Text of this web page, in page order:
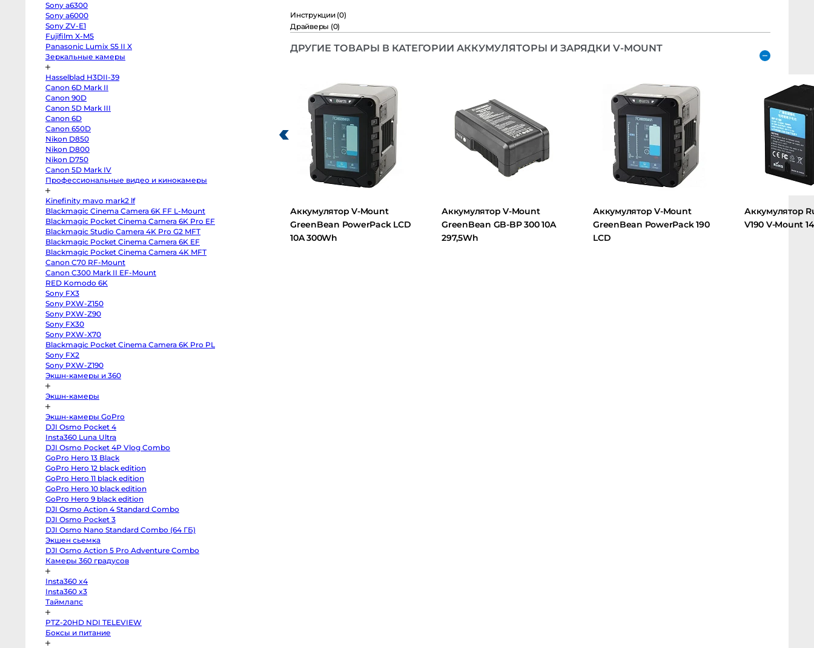
Body
a7S
III
Sony
a7
IV
Sony
a7R
IV
Sony
II
Sony
II
Sony
a6000
Sony
E1
Fujifilm
X-
M5
Panasonic
Lumix
S5
Зеркальные
Hasselblad
Canon
5D
Sony a6300
Sony a6000
Sony ZV-E1
Fujifilm X-M5
Panasonic Lumix S5 II X
Зеркальные камеры
Hasselblad H3DII-39
Canon 6D Mark II
Canon 90D
Canon 5D Mark III
Canon 6D
Canon 650D
Nikon D850
Nikon D800
Nikon D750
Canon 5D Mark IV
Профессиональные видео и кинокамеры
Kinefinity mavo mark2 lf
Blackmagic Cinema Camera 6K FF L-Mount
Blackmagic Pocket Cinema Camera 6K Pro EF
Blackmagic Studio Camera 4K Pro G2 MFT
Blackmagic Pocket Cinema Camera 6K EF
Blackmagic Pocket Cinema Camera 4K MFT
Canon C70 RF-Mount
Canon C300 Mark II EF-Mount
RED Komodo 6K
Sony FX3
Sony PXW-Z150
Sony PXW-Z90
Sony FX30
Sony PXW-X70
Blackmagic Pocket Cinema Camera 6K Pro PL
Sony FX2
Sony PXW-Z190
Экшн-камеры и 360
Экшн-камеры
Экшн-камеры GoPro
DJI Osmo Pocket 4
Insta360 Luna Ultra
DJI Osmo Pocket 4P Vlog Combo
GoPro Hero 13 Black
GoPro Hero 12 black edition
GoPro Hero 11 black edition
GoPro Hero 10 black edition
GoPro Hero 9 black edition
DJI Osmo Action 4 Standard Combo
DJI Osmo Pocket 3
DJI Osmo Nano Standard Combo (64 ГБ)
Экшен сьемка
DJI Osmo Action 5 Pro Adventure Combo
Камеры 360 градусов
Insta360 x4
Insta360 x3
Таймлапс
PTZ-20HD NDI TELEVIEW
Боксы и питание
Инструкции(0)
Драйверы(0)
ДРУГИЕ ТОВАРЫ В КАТЕГОРИИ АККУМУЛЯТОРЫ И ЗАРЯДКИ V-MOUNT
V-Mount Swit
Аккумулятор Ruibo BP-V95
V-Mount 14.4V 95WH
Аккумулятор V-Mount
GreenBean PowerPack LCD
10A 300Wh
Аккумулятор V-Mount
GreenBean GB-BP 300 10A
297,5Wh
Аккумулятор V-Mount
GreenBean PowerPack 190
LCD
Аккумулятор
V190 V-Mount